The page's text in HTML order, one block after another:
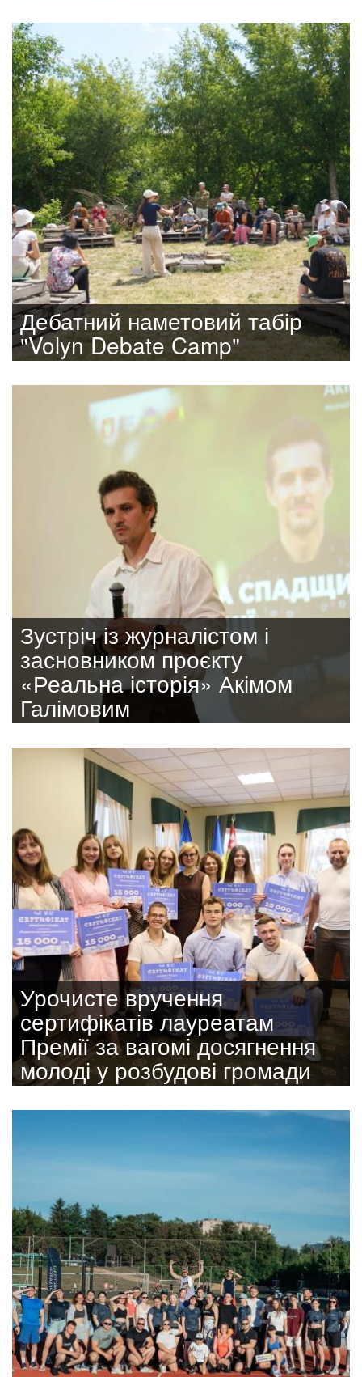
Дебатний наметовий табір
"Volyn Debate Camp"
Зустріч із журналістом і
засновником проєкту
«Реальна історія» Акімом
Галімовим
Урочисте вручення
сертифікатів лауреатам
Премії за вагомі досягнення
молоді у розбудові громади